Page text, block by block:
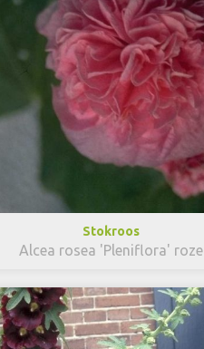
Stokroos
Alcea rosea 'Pleniflora' roze